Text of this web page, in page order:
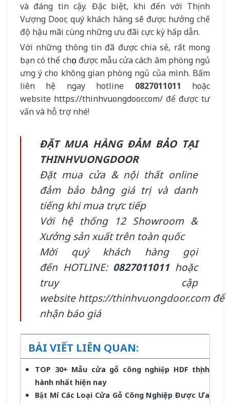
và đáng tin cậy. Đặc biệt, khi đến với Thịnh
Vượng Door, quý khách hàng sẽ được hưởng chế
độ hậu mãi cùng những ưu đãi cực kỳ hấp dẫn.
Với những thông tin đã được chia sẻ, rất mong
bạn có thể chọn được mẫu cửa cách âm phòng ngủ
ưng ý cho không gian phòng ngủ của mình. Bấm
liên hệ ngay hotline 0827011011 hoặc
website https://thinhvuongdoor.com/ để được tư
vấn và hỗ trợ nhé!
ĐẶT MUA HÀNG ĐẢM BẢO TẠI
THINHVUONGDOOR
Đặt mua cửa & nội thất online
đảm bảo bằng giá trị và danh
tiếng khi mua trực tiếp
Với hệ thống 12 Showroom &
Xưởng sản xuất trên toàn quốc
Mời quý khách hàng gọi
đến HOTLINE: 0827011011hoặc
truy cập
websitehttps://thinhvuongdoor.comđể
nhận báo giá
BÀI VIẾT LIÊN QUAN:
TOP 30+ Mẫu cửa gỗ công nghiệp HDF thịnh
hành nhất hiện nay
Bật Mí Các Loại Cửa Gỗ Công Nghiệp Được Ưa